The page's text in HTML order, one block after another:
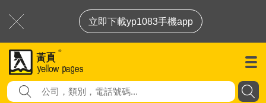
立即下載yp1083手機app